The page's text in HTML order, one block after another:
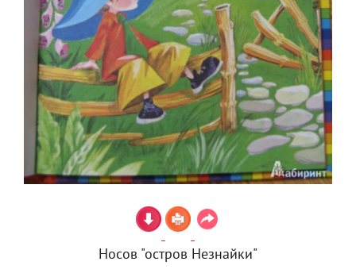
Носов "остров Незнайки"